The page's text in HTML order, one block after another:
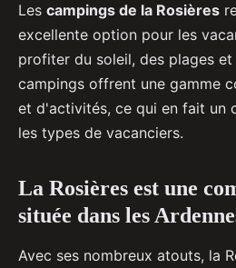
Les campings de la Rosières
excellente option pour les
profiter du soleil, des plages et
campings offrent une gamme
et d'activités, ce qui en fait un
les types de vacanciers.
La Rosières est une
située dans les
Avec ses nombreux atouts, la